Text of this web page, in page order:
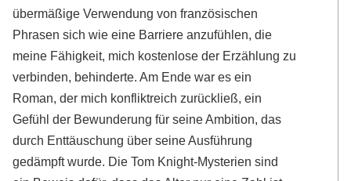
übermäßige Verwendung von französischen
Phrasen sich wie eine Barriere anzufühlen, die
meine Fähigkeit, mich kostenlose der Erzählung zu
verbinden, behinderte. Am Ende war es ein
Roman, der mich konfliktreich zurückließ, ein
Gefühl der Bewunderung für seine Ambition, das
durch Enttäuschung über seine Ausführung
gedämpft wurde. Die Tom Knight-Mysterien sind